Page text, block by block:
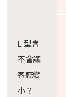
L 型會
不會讓
客廳變
小？